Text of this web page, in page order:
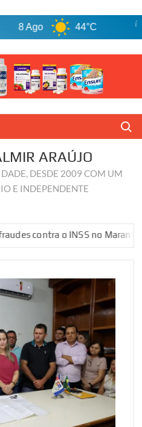
8 Ago 44°C 9
ARAÚJO
DESDE 2009 COM UM
E INDEPENDENTE
contra o INSS no Maranhão